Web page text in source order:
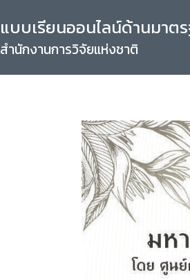
แบบเรียนออนไลน์ด้านมา
สำนักงานการวิจัยแห่งชาติ